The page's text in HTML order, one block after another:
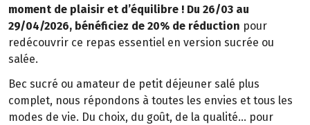
moment de plaisir et d’équilibre ! Du 26/03 au
29/04/2026, bénéficiez de 20% de réduction pour
redécouvrir ce repas essentiel en version sucrée ou
salée.
Bec sucré ou amateur de petit déjeuner salé plus
complet, nous répondons à toutes les envies et tous les
modes de vie. Du choix, du goût, de la qualité… pour